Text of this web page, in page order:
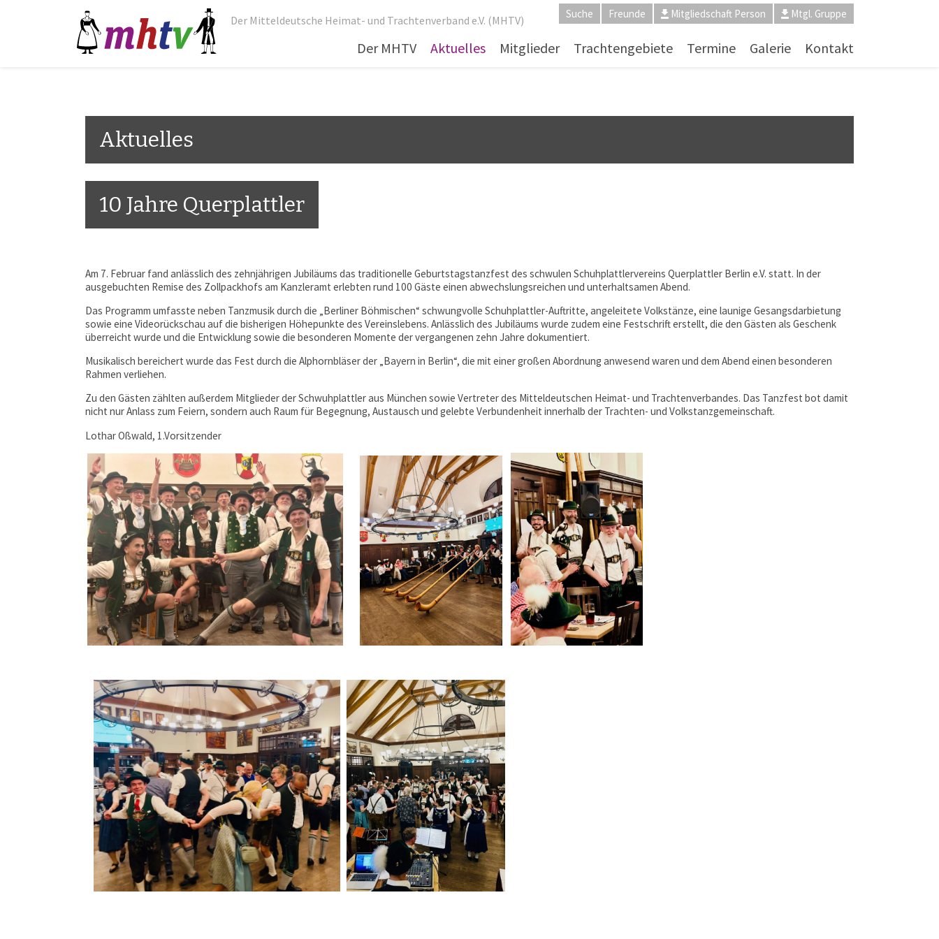
Der Mitteldeutsche Heimat- und Trachtenverband e.V. (MHTV)
Der MHTV Aktuelles Mitglieder Trachtengebiete Termine Galerie Kontakt
Suche Freunde Mitgliedschaft Person Mtgl. Gruppe
Aktuelles
10 Jahre Querplattler
Am 7. Februar fand anlässlich des zehnjährigen Jubiläums das traditionelle Geburtstagstanzfest des schwulen Schuhplattlervereins Querplattler Berlin e.V. statt. In der
ausgebuchten Remise des Zollpackhofs am Kanzleramt erlebten rund 100 Gäste einen abwechslungsreichen und unterhaltsamen Abend.
Das Programm umfasste neben Tanzmusik durch die „Berliner Böhmischen“ schwungvolle Schuhplattler-Auftritte, angeleitete Volkstänze, eine launige Gesangsdarbietung
sowie eine Videorückschau auf die bisherigen Höhepunkte des Vereinslebens. Anlässlich des Jubiläums wurde zudem eine Festschrift erstellt, die den Gästen als Geschenk
überreicht wurde und die Entwicklung sowie die besonderen Momente der vergangenen zehn Jahre dokumentiert.
Musikalisch bereichert wurde das Fest durch die Alphornbläser der „Bayern in Berlin“, die mit einer großen Abordnung anwesend waren und dem Abend einen besonderen
Rahmen verliehen.
Zu den Gästen zählten außerdem Mitglieder der Schwuhplattler aus München sowie Vertreter des Mitteldeutschen Heimat- und Trachtenverbandes. Das Tanzfest bot damit
nicht nur Anlass zum Feiern, sondern auch Raum für Begegnung, Austausch und gelebte Verbundenheit innerhalb der Trachten- und Volkstanzgemeinschaft.
Lothar Oßwald, 1.Vorsitzender